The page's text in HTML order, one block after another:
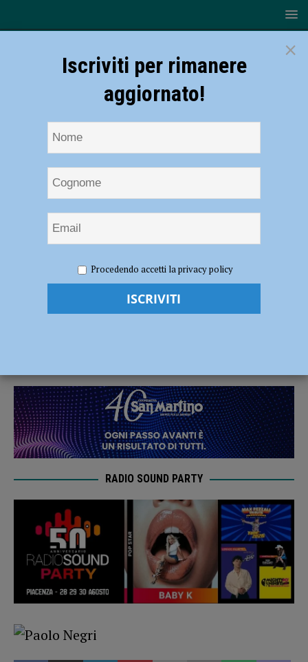
Forza Italia: “Il nostro appoggio all’attuale sindaco Paolo Negri”
Elezioni a Bettola, Forza Italia: “Il nostro
RADIO SOUND PARTY
×
Iscriviti per rimanere
aggiornato!
Procedendo accetti la privacy policy